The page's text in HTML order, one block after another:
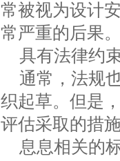
常被视为设计
常严重的后果
具有法律约
通常，法规
织起草。但是
评估采取的措
息息相关的